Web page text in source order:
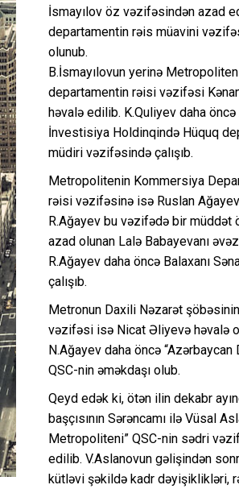
İsmayılov öz vəzifəsindən azad
departamentin rəis müavini
olunub.
B.İsmayılovun yerinə
departamentin rəisi vəzifəsi
həvalə edilib. K.Quliyev daha
İnvestisiya Holdinqində Hüquq
müdiri vəzifəsində çalışıb.
Metropolitenin Kommersiya
rəisi vəzifəsinə isə Ruslan
R.Ağayev bu vəzifədə bir müddət
azad olunan Lalə Babayevanı
R.Ağayev daha öncə Balaxanı
çalışıb.
Metronun Daxili Nəzarət
vəzifəsi isə Nicat Əliyevə həvalə
N.Ağayev daha öncə “Azərbaycan
QSC-nin əməkdaşı olub.
Qeyd edək ki, ötən ilin dekabr
başçısının Sərəncamı ilə Vüsal
Metropoliteni” QSC-nin sədri
edilib. V.Aslanovun gəlişindən
kütləvi şəkildə kadr dəyişiklikləri,